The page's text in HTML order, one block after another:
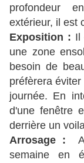
profondeur
extérieur, il est
Exposition : Il
une zone
besoin de
préfèrera
journée. En
d'une fenêtre
derrière un
Arrosage :
semaine en